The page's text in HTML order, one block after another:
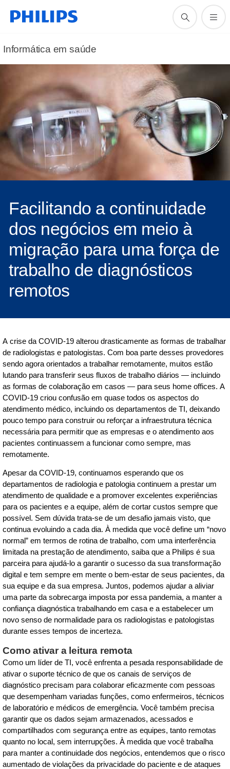
Informática em saúde
Facilitando a continuidade
dos negócios em meio à
migração para uma força de
trabalho de diagnósticos
remotos
A crise da COVID-19 alterou drasticamente as formas de trabalhar
de radiologistas e patologistas. Com boa parte desses provedores
sendo agora orientados a trabalhar remotamente, muitos estão
lutando para transferir seus fluxos de trabalho diários — incluindo
as formas de colaboração em casos — para seus home offices. A
COVID-19 criou confusão em quase todos os aspectos do
atendimento médico, incluindo os departamentos de TI, deixando
pouco tempo para construir ou reforçar a infraestrutura técnica
necessária para permitir que as empresas e o atendimento aos
pacientes continuassem a funcionar como sempre, mas
remotamente.
Apesar da COVID-19, continuamos esperando que os
departamentos de radiologia e patologia continuem a prestar um
atendimento de qualidade e a promover excelentes experiências
para os pacientes e a equipe, além de cortar custos sempre que
possível. Sem dúvida trata-se de um desafio jamais visto, que
continua evoluindo a cada dia. À medida que você define um “novo
normal” em termos de rotina de trabalho, com uma interferência
limitada na prestação de atendimento, saiba que a Philips é sua
parceira para ajudá-lo a garantir o sucesso da sua transformação
digital e tem sempre em mente o bem-estar de seus pacientes, da
sua equipe e da sua empresa. Juntos, podemos ajudar a aliviar
uma parte da sobrecarga imposta por essa pandemia, a manter a
confiança diagnóstica trabalhando em casa e a estabelecer um
novo senso de normalidade para os radiologistas e patologistas
durante esses tempos de incerteza.
Como ativar a leitura remota
Como um líder de TI, você enfrenta a pesada responsabilidade de
ativar o suporte técnico de que os canais de serviços de
diagnóstico precisam para colaborar eficazmente com pessoas
que desempenham variadas funções, como enfermeiros, técnicos
de laboratório e médicos de emergência. Você também precisa
garantir que os dados sejam armazenados, acessados e
compartilhados com segurança entre as equipes, tanto remotas
quanto no local, sem interrupções. À medida que você trabalha
para manter a continuidade dos negócios, entendemos que o risco
aumentado de violações da privacidade do paciente e de ataques